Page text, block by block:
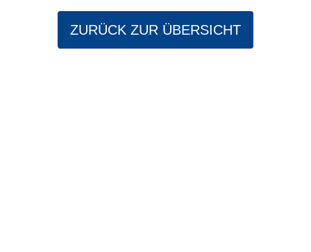
ZURÜCK ZUR ÜBERSICHT